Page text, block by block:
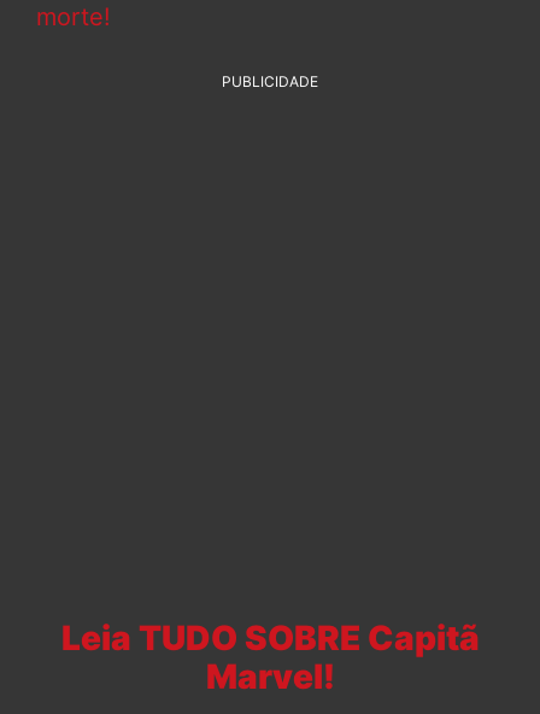
morte!
PUBLICIDADE
Leia TUDO SOBRE Capitã
Marvel!